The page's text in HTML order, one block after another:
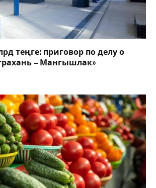
теңге: приговор по делу о
– Мангышлак»